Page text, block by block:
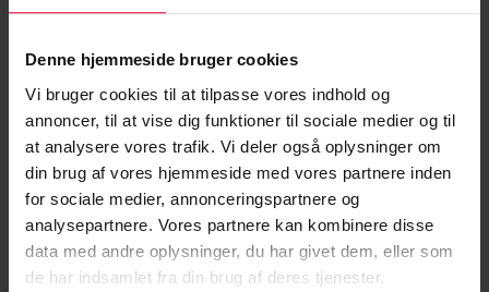
Denne hjemmeside bruger cookies
Vi bruger cookies til at tilpasse vores indhold og
annoncer, til at vise dig funktioner til sociale medier og til
at analysere vores trafik. Vi deler også oplysninger om
din brug af vores hjemmeside med vores partnere inden
for sociale medier, annonceringspartnere og
analysepartnere. Vores partnere kan kombinere disse
data med andre oplysninger, du har givet dem, eller som
de har indsamlet fra din brug af deres tjenester.
25. august 2025 |Julie Walton
Ny krigsførelse: Droner stiller nye krav til